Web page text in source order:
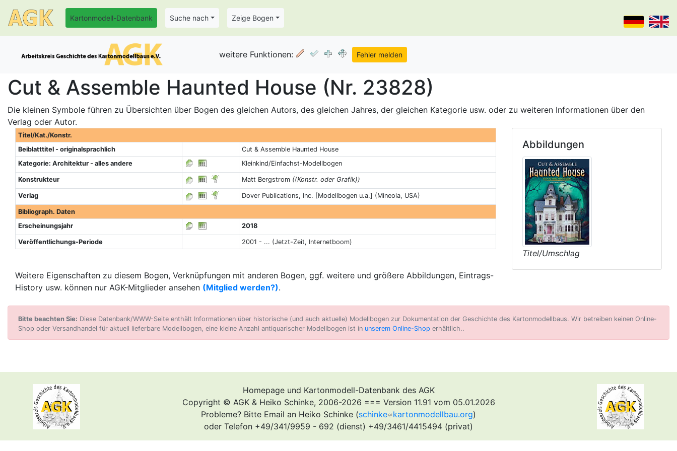
Kartonmodell-Datenbank Suche nach Zeige Bogen
weitere Funktionen:
Cut & Assemble Haunted House (Nr. 23828)
Die kleinen Symbole führen zu Übersichten über Bogen des gleichen Autors, des gleichen Jahres, der gleichen Kategorie usw. oder zu weiteren Informationen über den
Verlag oder Autor.
Titel/Kat./Konstr.
Beiblatttitel - originalsprachlich
Cut & Assemble Haunted House
Kategorie: Architektur - alles andere
Kleinkind/Einfachst-Modellbogen
Konstrukteur Matt Bergstrom ((Konstr. oder Grafik))
Verlag Dover Publications, Inc. [Modellbogen u.a.] (Mineola, USA)
Bibliograph. Daten
Erscheinungsjahr
2018
Veröffentlichungs-Periode 2001 - ... (Jetzt-Zeit, Internetboom)
Weitere Eigenschaften zu diesem Bogen, Verknüpfungen mit anderen Bogen, ggf. weitere und größere Abbildungen, Eintrags-
History usw. können nur AGK-Mitglieder ansehen (Mitglied werden?).
Abbildungen
Titel/Umschlag
Bitte beachten Sie: Diese Datenbank/WWW-Seite enthält Informationen über historische (und auch aktuelle) Modellbogen zur Dokumentation der Geschichte des Kartonmodellbaus. Wir betreiben keinen Online-
Shop oder Versandhandel für aktuell lieferbare Modellbogen, eine kleine Anzahl antiquarischer Modellbogen ist in unserem Online-Shop erhältlich..
Homepage und Kartonmodell-Datenbank des AGK
Copyright © AGK & Heiko Schinke, 2006-2026 === Version 11.91 vom 05.01.2026
Probleme? Bitte Email an Heiko Schinke (schinke kartonmodellbau.org)
oder Telefon +49/341/9959 - 692 (dienst) +49/3461/4415494 (privat)